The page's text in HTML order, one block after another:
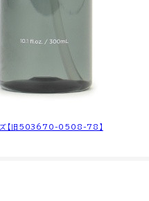
イズ【旧503670-0508-78】